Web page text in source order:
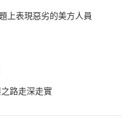
上表現惡劣的美方人員
路走深走實